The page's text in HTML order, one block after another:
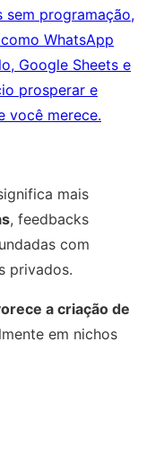
sem programação,
WhatsApp
Google Sheets e
prosperar e
você merece.
mais
, feedbacks
com
privados.
a criação de
em nichos